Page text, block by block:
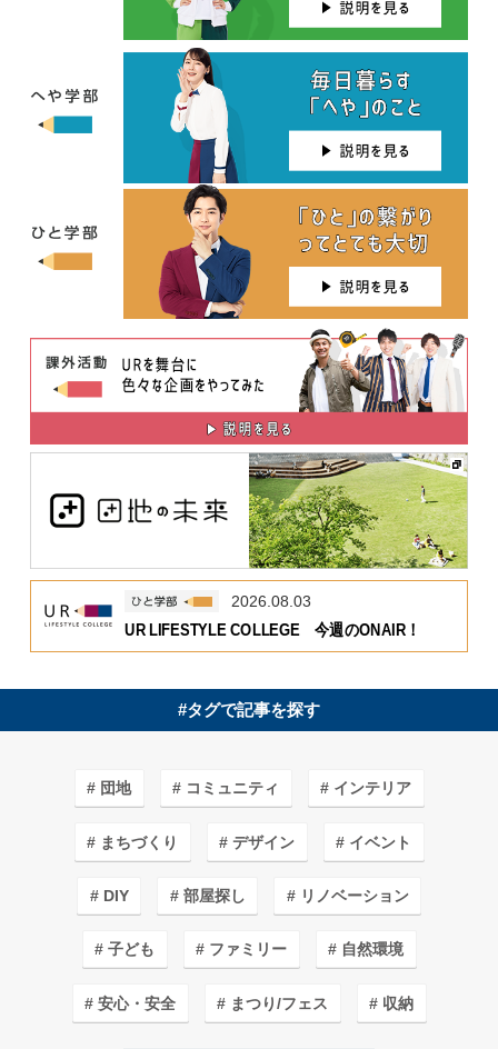
2026.08.03
UR LIFESTYLE COLLEGE 今週のONAIR！
#タグで記事を探す
団地 コミュニティ インテリア
まちづくり デザイン イベント
DIY 部屋探し リノベーション
子ども ファミリー 自然環境
安心・安全 まつり/フェス 収納